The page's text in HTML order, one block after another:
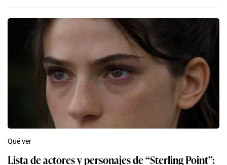
Qué ver
Lista de actores y personajes de “Sterling Point”: